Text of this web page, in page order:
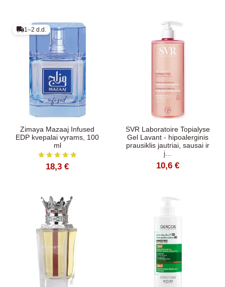
1–2 d.d.
Zimaya Mazaaj Infused
EDP kvepalai vyrams, 100
ml
18,3 €
SVR Laboratoire Topialyse
Gel Lavant - hipoalerginis
prausiklis jautriai, sausai ir
į...
10,6 €